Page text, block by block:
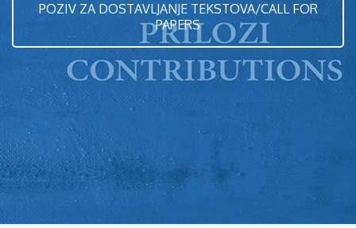
POZIV ZA DOSTAVLJANJE TEKSTOVA/CALL FOR
PAPERS